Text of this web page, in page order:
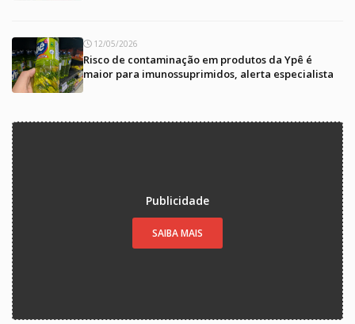
12/05/2026
Risco de contaminação em produtos da Ypê é
maior para imunossuprimidos, alerta especialista
Publicidade
SAIBA MAIS